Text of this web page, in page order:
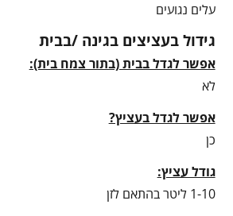
עלים נגועים
גידול בעציצים בגינה /בבית
אפשר לגדל בבית (בתור צמח בית):
לא
אפשר לגדל בעציץ?
כן
גודל עציץ:
1-10 ליטר בהתאם לזן